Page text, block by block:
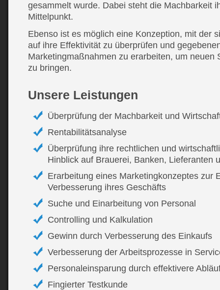
gesammelt wurde. Dabei steht die Machbarkeit
Mittelpunkt.
Ebenso ist es möglich eine Konzeption, mit der
auf ihre Effektivität zu überprüfen und
Marketingmaßnahmen zu erarbeiten, um neuen
zu bringen.
Unsere Leistungen
Überprüfung der Machbarkeit und
Rentabilitätsanalyse
Überprüfung ihre rechtlichen und
Hinblick auf Brauerei, Banken, Lieferanten
Erarbeitung eines Marketingkonzeptes zur
Verbesserung ihres Geschäfts
Suche und Einarbeitung von Personal
Controlling und Kalkulation
Gewinn durch Verbesserung des Einkaufs
Verbesserung der Arbeitsprozesse in
Personaleinsparung durch effektivere
Fingierter Testkunde